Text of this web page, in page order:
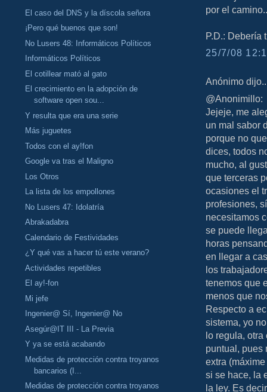
El caso del DNS y la díscola señora
¡Pero qué buenos que son!
No Lusers 48: Informáticos Políticos
Informáticos Políticos
El cotillear mató al gato
El crecimiento en la adopción de
software open sou...
Y resulta que era una serie
Más juguetes
Todos con el ay!fon
Google va tras el Maligno
Los Otros
La lista de los empollones
No Lusers 47: Idolatría
Abrakadabra
Calendario de Festividades
¿Y qué vas a hacer tú este verano?
Actividades repetibles
El ay!-fon
Mi jefe
Ingenier@ Sí, Ingenier@ No
Asegúr@IT III - La Previa
Y ya se está acabando
Medidas de protección contra troyanos
bancarios (I...
Medidas de protección contra troyanos
por el
P.D.: Debería
25/7/08
Anónimo
@Anonimillo:
Jejeje, me
un mal sabor
porque no
dices, todos
mucho, al
que terceras
ocasiones el
profesiones,
necesitamos
se puede
horas
en llegar a
los
tenemos que
menos que
Respecto a
sistema, yo
lo regula,
puntual,
extra
si se hace, la
la ley. Es